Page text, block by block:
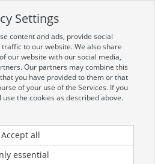
(Login erforderlich)
zur Preis- und
Settings
content and ads, provide social
to our website. We also share
our website with our social media,
Our partners may combine this
you have provided to them or that
of your use of the Services. If you
the cookies as described above.
Accept all
essential